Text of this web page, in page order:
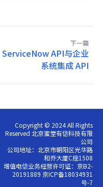
下一篇
ServiceNow API与企业
系统集成 API
Copyright © 2024 All Rights
Reserved 北京蜜堂有信科技有限
公司
公司地址：北京市朝阳区光华路
和乔大厦C座1508
增值电信业务经营许可证：京B2-
20191889 京ICP备18034931
号-7